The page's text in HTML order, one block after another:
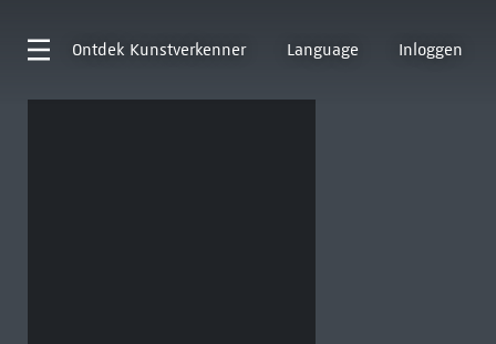
Ontdek Kunstverkenner Language Inloggen